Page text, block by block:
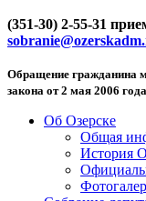
(351-30) 2-55-31
Обращение гражданина
закона от 2 мая 2006
Об Озерске
Общая
История